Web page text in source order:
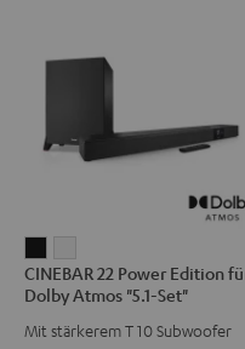
22
Power
Edition
22
Power
Edition
CINEBAR 22 Power Edition
Dolby Atmos "5.1-Set"
Mit stärkerem T 10 Subwoofer